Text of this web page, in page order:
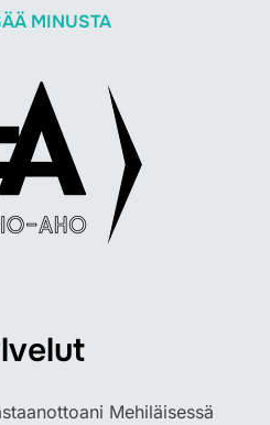
MINUSTA
Mehiläisessä